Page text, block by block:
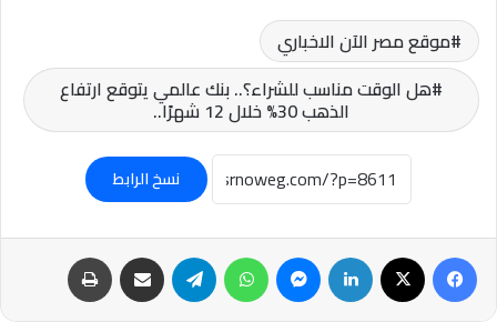
موقع مصر الآن الاخباري
هل الوقت مناسب للشراء؟.. بنك عالمي يتوقع ارتفاع
الذهب 30% خلال 12 شهرًا..
نسخ الرابط
فيسبوك لينكدإن ماسنجر واتساب تيلقرام مشاركة عبر البريد